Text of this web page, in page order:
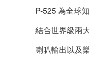
P-525 為全球
結合世界級兩
喇叭輸出以及